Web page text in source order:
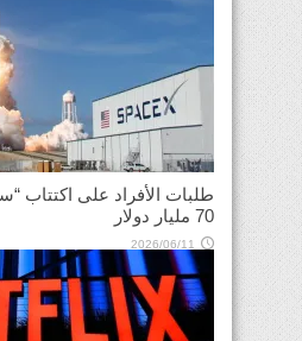
طلبات الأفراد على اكتتاب
70 مليار دولار
2026/06/11